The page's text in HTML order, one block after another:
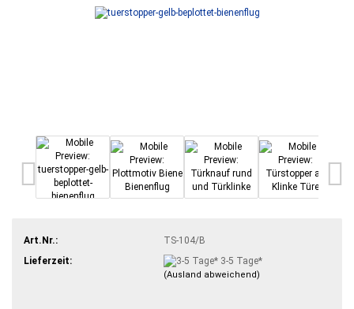
Art.Nr.:
TS-104/B
Lieferzeit:
3-5 Tage*
(Ausland abweichend)